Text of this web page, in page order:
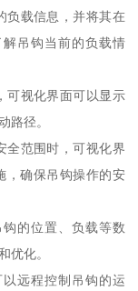
负载信息，并将其在
吊钩当前的负载情
可视化界面可以显示
路径。
全范围时，可视化界
，确保吊钩操作的安
的位置、负载等数
优化。
远程控制吊钩的运